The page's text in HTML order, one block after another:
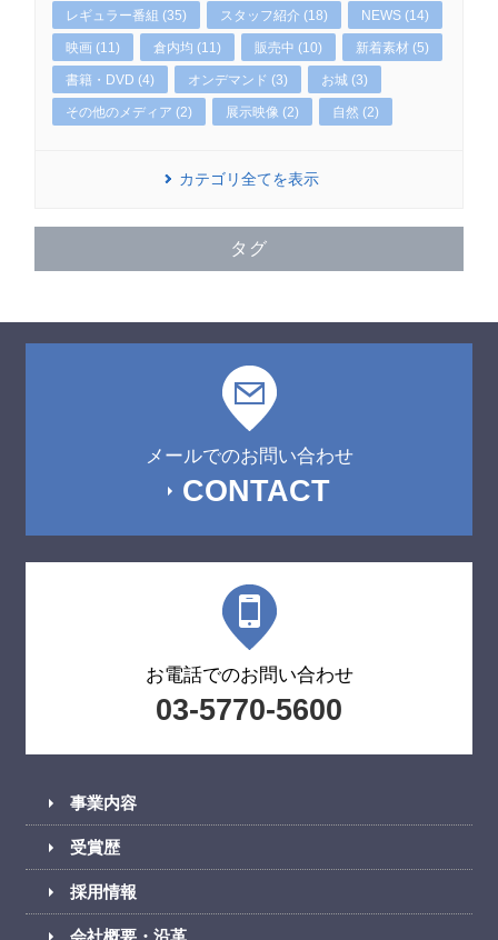
レギュラー番組 (35) スタッフ紹介 (18) NEWS (14)
映画 (11) 倉内均 (11) 販売中 (10) 新着素材 (5)
書籍・DVD (4) オンデマンド (3) お城 (3)
その他のメディア (2) 展示映像 (2) 自然 (2)
カテゴリ全てを表示
タグ
メールでのお問い合わせ
CONTACT
お電話でのお問い合わせ
03-5770-5600
事業内容
受賞歴
採用情報
会社概要・沿革